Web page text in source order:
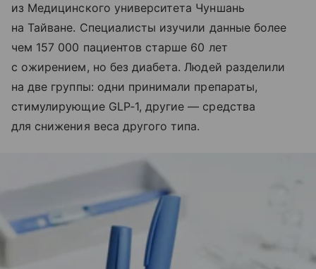
из Медицинского университета Чуншань
на Тайване. Специалисты изучили данные более
чем 157 000 пациентов старше 60 лет
с ожирением, но без диабета. Людей разделили
на две группы: одни принимали препараты,
стимулирующие GLP‑1, другие — средства
для снижения веса другого типа.